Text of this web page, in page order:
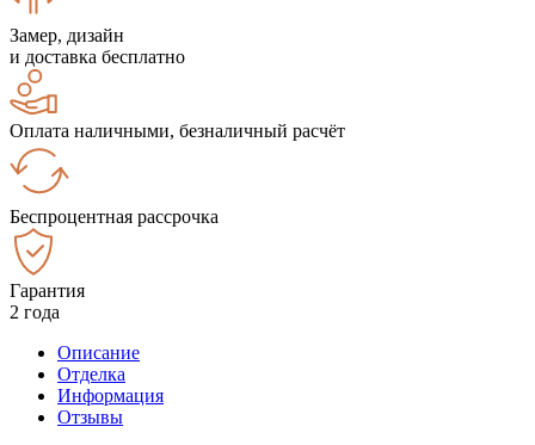
Замер, дизайн
и доставка бесплатно
Оплата наличными, безналичный расчёт
Беспроцентная рассрочка
Гарантия
2 года
Описание
Отделка
Информация
Отзывы